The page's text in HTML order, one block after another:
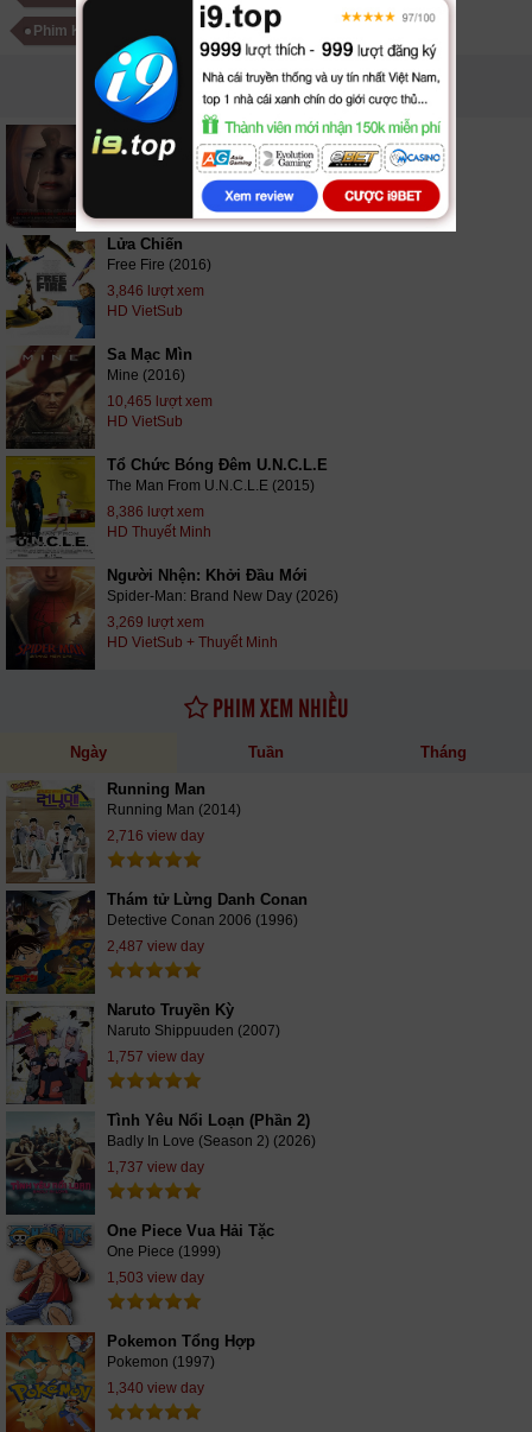
Phim Kinh Dị Đức
PHIM LIÊN QUAN
Kẻ Săn Đêm
Nocturnal Animals (2017)
10,519 lượt xem
Lửa Chiến
Free Fire (2016)
3,846 lượt xem
HD VietSub
Sa Mạc Mìn
Mine (2016)
10,465 lượt xem
HD VietSub
Tổ Chức Bóng Đêm U.N.C.L.E
The Man From U.N.C.L.E (2015)
8,386 lượt xem
HD Thuyết Minh
Người Nhện: Khởi Đầu Mới
Spider-Man: Brand New Day (2026)
3,269 lượt xem
HD VietSub + Thuyết Minh
PHIM XEM NHIỀU
Ngày Tuần Tháng
Running Man
Running Man (2014)
2,716 view day
Thám tử Lừng Danh Conan
Detective Conan 2006 (1996)
2,487 view day
Naruto Truyền Kỳ
Naruto Shippuuden (2007)
1,757 view day
Tình Yêu Nổi Loạn (Phần 2)
Badly In Love (Season 2) (2026)
1,737 view day
One Piece Vua Hải Tặc
One Piece (1999)
1,503 view day
Pokemon Tổng Hợp
Pokemon (1997)
1,340 view day